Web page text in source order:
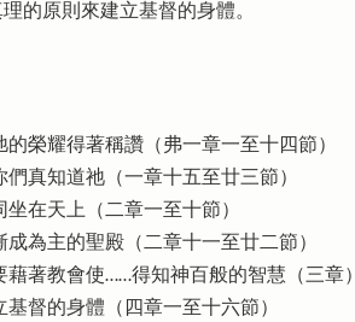
的原則來建立基督的身體。
的榮耀得著稱讚（弗一章一至十四節）
們真知道祂（一章十五至廿三節）
坐在天上（二章一至十節）
成為主的聖殿（二章十一至廿二節）
藉著教會使……得知神百般的智慧（三章）
基督的身體（四章一至十六節）